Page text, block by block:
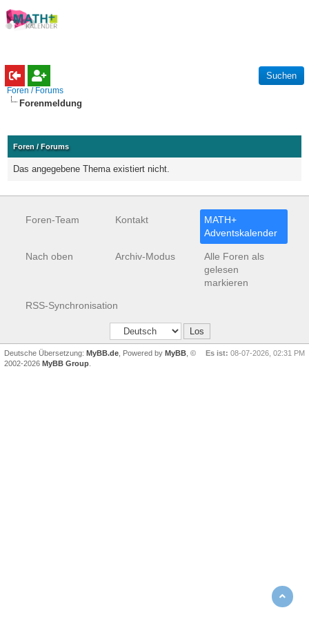
Foren / Forums
Forenmeldung
Foren / Forums
Das angegebene Thema existiert nicht.
Foren-Team Kontakt
MATH+
Adventskalender
Nach oben Archiv-Modus
Alle Foren als
gelesen
markieren
RSS-Synchronisation
Es ist: 08-07-2026, 02:31 PM
Deutsche Übersetzung: MyBB.de , Powered by MyBB , ©
2002-2026 MyBB Group